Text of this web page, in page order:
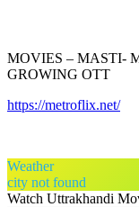
MOVIES – MASTI-
GROWING OTT
https://metroflix.net/
Weather
city not found
Watch Uttrakhandi